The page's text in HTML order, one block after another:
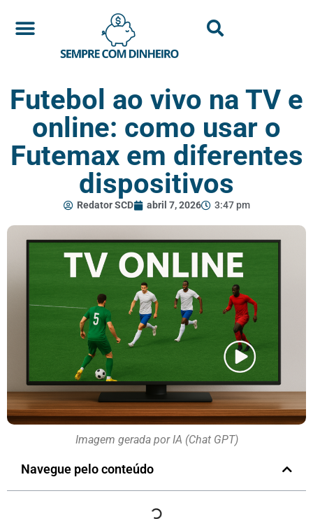
Futebol ao vivo na TV e
online: como usar o
Futemax em diferentes
dispositivos
Redator SCD abril 7, 2026 3:47 pm
Imagem gerada por IA (Chat GPT)
Navegue pelo conteúdo